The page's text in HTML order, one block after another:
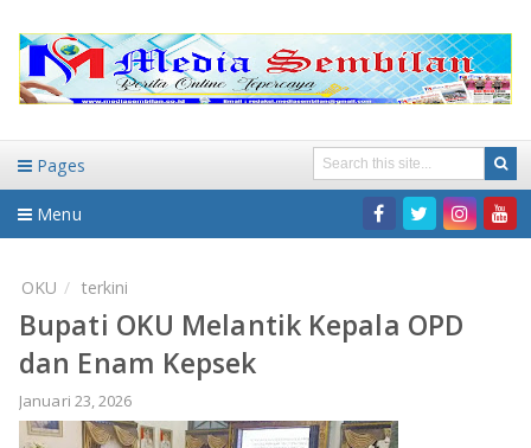
Pages
Menu
DAERAH
NASIONAL
DAERAH
HUKUM-KRIMINAL
PENDIDIKAN
OKU terkini
Bupati OKU Melantik Kepala OPD
dan Enam Kepsek
Januari 23, 2026